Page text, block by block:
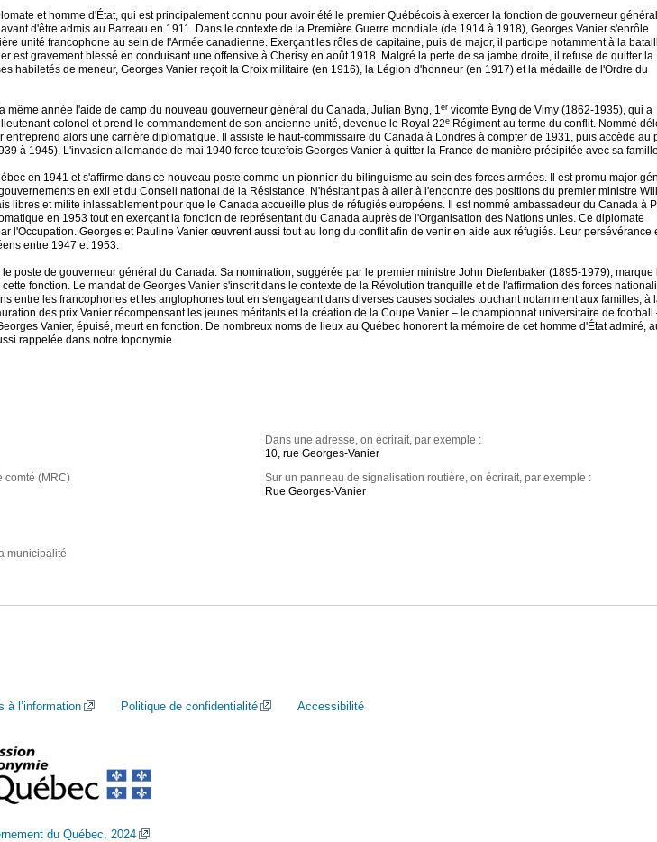
et homme d'État, qui est principalement connu pour avoir été le premier Québécois à exercer la fonction de gouverneur
d'être admis au Barreau en 1911. Dans le contexte de la Première Guerre mondiale (de 1914 à 1918), Georges Vanier s'enrôle
unité francophone au sein de l'Armée canadienne. Exerçant les rôles de capitaine, puis de major, il participe notamment à la
est gravement blessé en conduisant une offensive à Cherisy en août 1918. Malgré la perte de sa jambe droite, il refuse de quitter la
habiletés de meneur, Georges Vanier reçoit la Croix militaire (en 1916), la Légion d'honneur (en 1917) et la médaille de l'Ordre du
année l'aide de camp du nouveau gouverneur général du Canada, Julian Byng, 1er vicomte Byng de Vimy (1862-1935), qui a
colonel et prend le commandement de son ancienne unité, devenue le Royal 22e Régiment au terme du conflit. Nommé
alors une carrière diplomatique. Il assiste le haut-commissaire du Canada à Londres à compter de 1931, puis accède au
à 1945). L'invasion allemande de mai 1940 force toutefois Georges Vanier à quitter la France de manière précipitée avec sa
en 1941 et s'affirme dans ce nouveau poste comme un pionnier du bilinguisme au sein des forces armées. Il est promu major
en exil et du Conseil national de la Résistance. N'hésitant pas à aller à l'encontre des positions du premier ministre
libres et milite inlassablement pour que le Canada accueille plus de réfugiés européens. Il est nommé ambassadeur du Canada à
en 1953 tout en exerçant la fonction de représentant du Canada auprès de l'Organisation des Nations unies. Ce diplomate
l'Occupation. Georges et Pauline Vanier œuvrent aussi tout au long du conflit afin de venir en aide aux réfugiés. Leur persévérance
entre 1947 et 1953.
poste de gouverneur général du Canada. Sa nomination, suggérée par le premier ministre John Diefenbaker (1895-1979), marque
fonction. Le mandat de Georges Vanier s'inscrit dans le contexte de la Révolution tranquille et de l'affirmation des forces
les francophones et les anglophones tout en s'engageant dans diverses causes sociales touchant notamment aux familles, à
des prix Vanier récompensant les jeunes méritants et la création de la Coupe Vanier – le championnat universitaire de football
Vanier, épuisé, meurt en fonction. De nombreux noms de lieux au Québec honorent la mémoire de cet homme d'État admiré,
rappelée dans notre toponymie.
comté (MRC)
municipalité
Dans une adresse, on écrirait, par exemple :
10, rue Georges-Vanier
Sur un panneau de signalisation routière, on écrirait, par exemple :
Rue Georges-Vanier
à l’information Politique de confidentialité Accessibilité
du Québec, 2024